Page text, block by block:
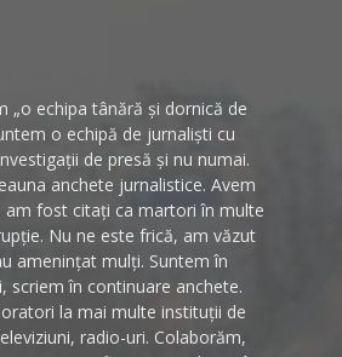
„o echipa tânără și dornică de
o echipă de jurnaliști cu
de presă și nu numai.
anchete jurnalistice. Avem
am fost citați ca martori în multe
Nu ne este frică, am văzut
amenințat mulți. Suntem în
scriem în continuare anchete.
la mai multe instituții de
radio-uri. Colaborăm,